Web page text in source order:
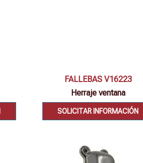
FALLEBAS V16223
Herraje ventana
SOLICITAR INFORMACIÓN